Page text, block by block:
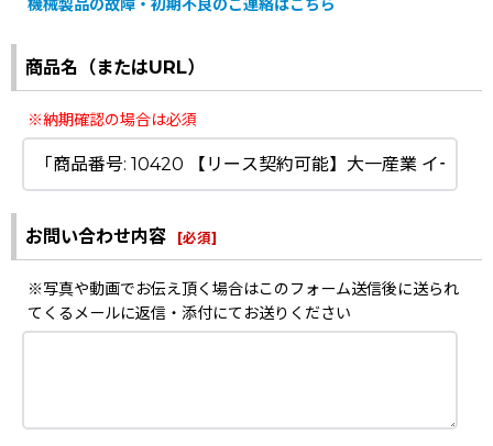
機械製品の故障・初期不良のご連絡はこちら
商品名（またはURL）
※納期確認の場合は必須
お問い合わせ内容 [必須]
※写真や動画でお伝え頂く場合はこのフォーム送信後に送られ
てくるメールに返信・添付にてお送りください